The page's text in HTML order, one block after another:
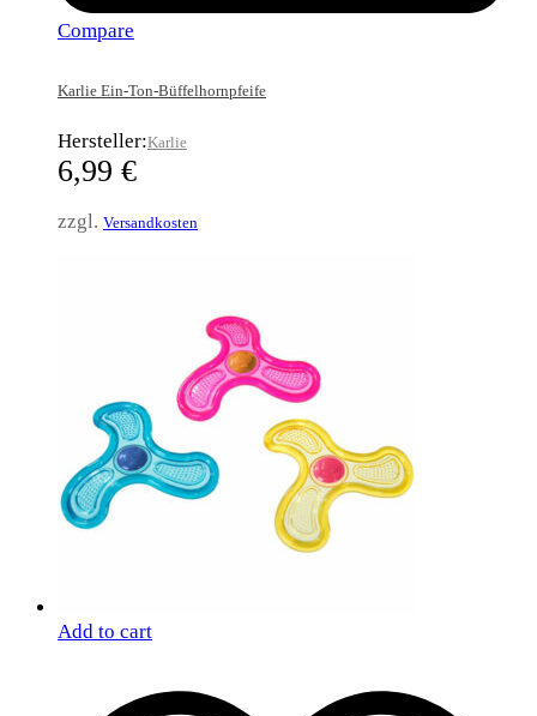
Compare
Karlie Ein-Ton-Büffelhornpfeife
Hersteller:Karlie
6,99 €
zzgl. Versandkosten
Add to cart